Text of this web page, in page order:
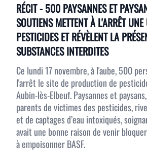
RÉCIT - 500 PAYSANNES ET
SOUTIENS METTENT À L'ARRÊT
PESTICIDES ET RÉVÈLENT LA
SUBSTANCES INTERDITES
Ce lundi 17 novembre, à l'aube, 500
l'arrêt le site de production de
Aubin-lès-Elbeuf. Paysannes et
parents de victimes des pesticides,
et de captages d’eau intoxiqués,
avait une bonne raison de venir
à empoisonner BASF.